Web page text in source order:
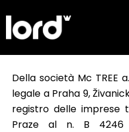
Della società Mc TREE
legale a Praha 9,
registro delle imprese
Praze al n. B 4246